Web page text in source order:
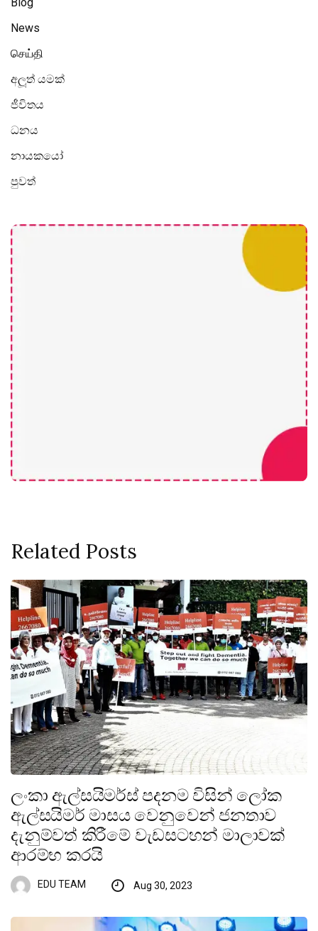
News
செய்தி
අලූත් යමක්
ජීවිතය
ධනය
නායකයෝ
පුවත්
Related Posts
ලංකා ඇල්සයිමර්ස් පදනම විසින් ලෝක
ඇල්සයිමර් මාසය වෙනුවෙන් ජනතාව
දැනුම්වත් කිරීමේ වැඩසටහන් මාලාවක්
ආරම්භ කරයි
EDU TEAM Aug 30, 2023